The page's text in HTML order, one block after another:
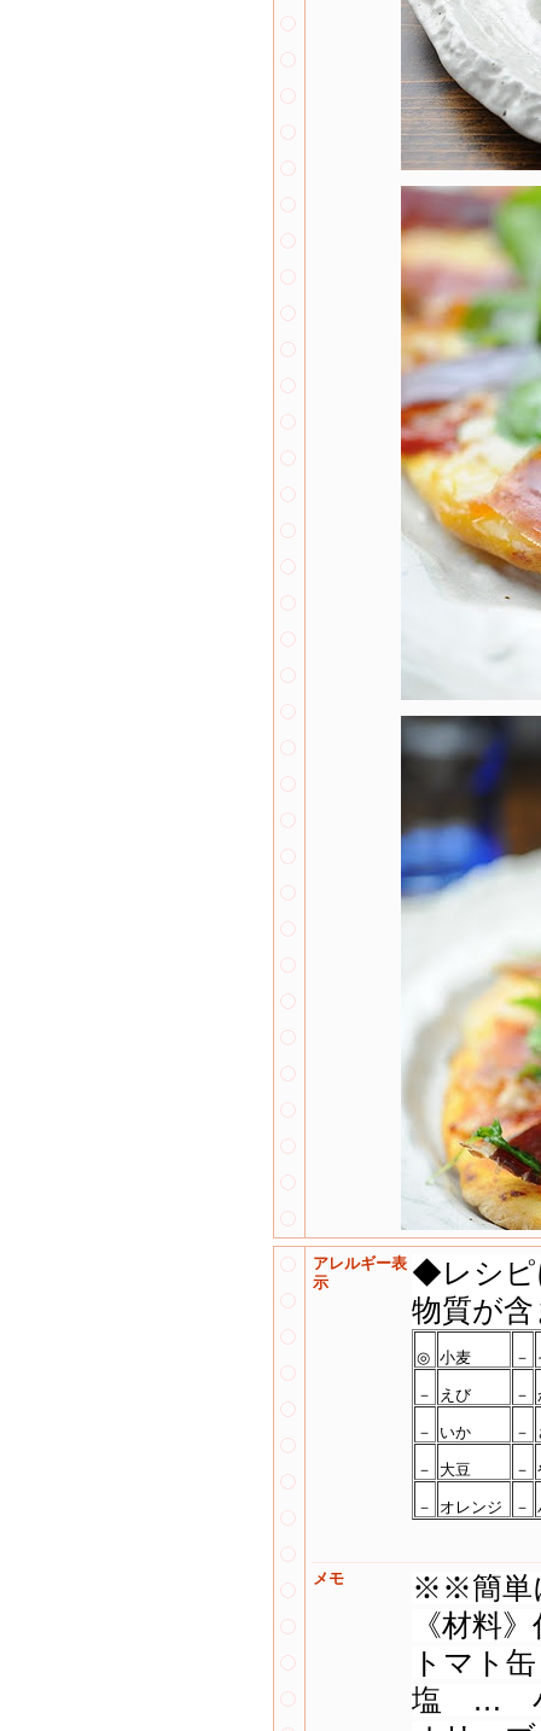
アレルギー表
示
◆レシピ
物質が
◎ 小麦 －
－ えび －
－ いか －
－ 大豆 －
－ オレンジ －
メモ
※※簡単
《材料
トマ
塩 … 小